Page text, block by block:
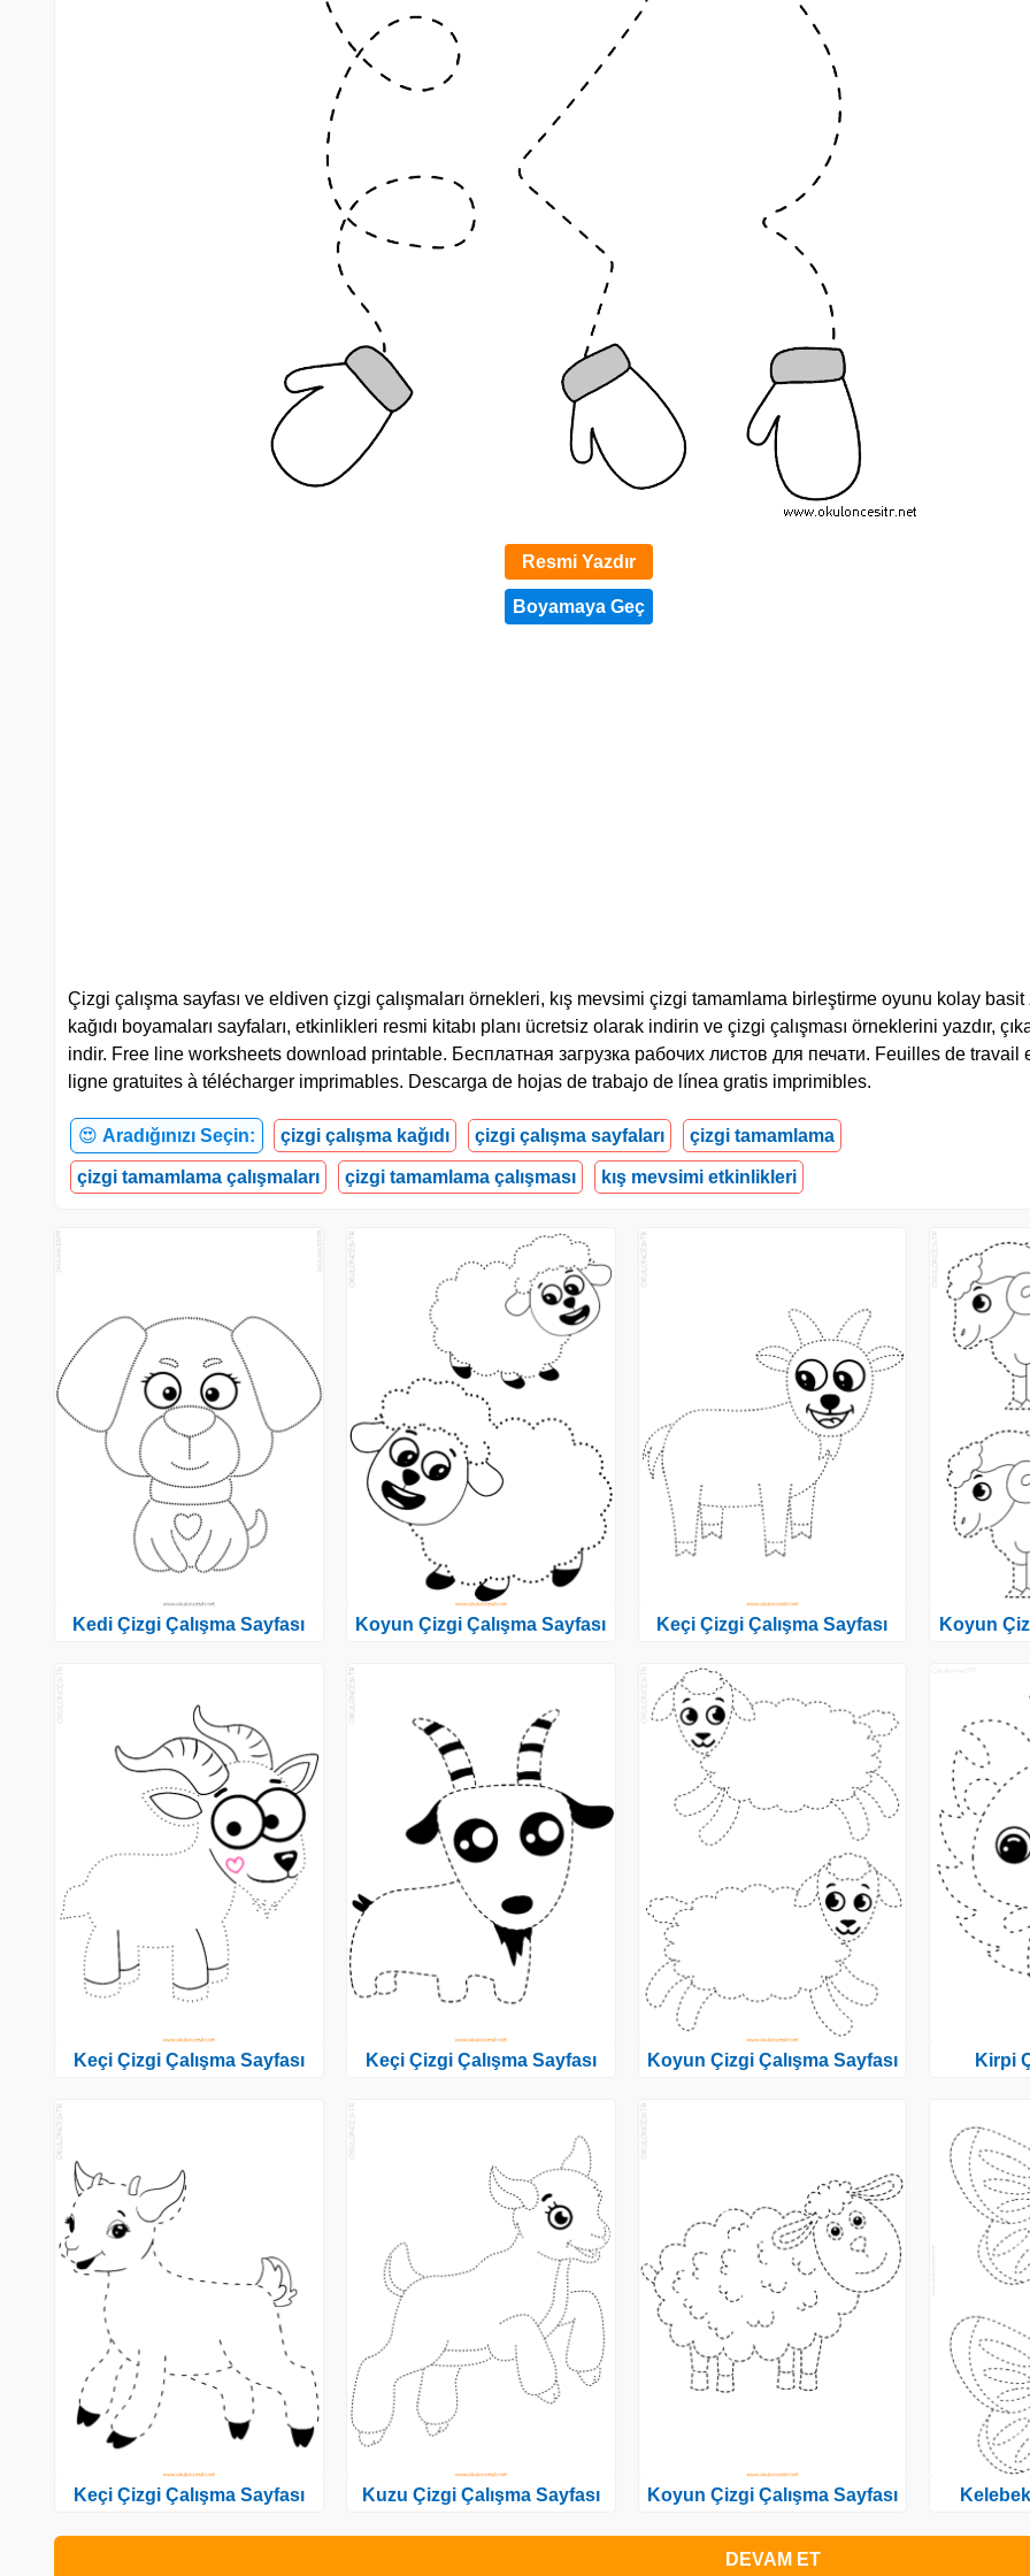
Resmi Yazdır
Çizgi çalışma sayfası ve eldiven çizgi çalışmaları örnekleri, kış mevsimi çizgi tamamlama birleştirme oyunu kolay basit
kağıdı boyamaları sayfaları, etkinlikleri resmi kitabı planı ücretsiz olarak indirin ve çizgi çalışması örneklerini yazdır,
indir. Free line worksheets download printable. Бесплатная загрузка рабочих листов для печати. Feuilles de travail
ligne gratuites à télécharger imprimables. Descarga de hojas de trabajo de línea gratis imprimibles.
😍 Aradığınızı Seçin: çizgi çalışma kağıdı çizgi çalışma sayfaları çizgi tamamlama
çizgi tamamlama çalışmaları çizgi tamamlama çalışması kış mevsimi etkinlikleri
Kedi Çizgi Çalışma Sayfası
Keçi Çizgi Çalışma Sayfası
Keçi Çizgi Çalışma Sayfası
Koyun Çizgi Çalışma Sayfası
Keçi Çizgi Çalışma Sayfası
Kuzu Çizgi Çalışma Sayfası
Keçi Çizgi Çalışma Sayfası
Koyun Çizgi Çalışma Sayfası
Koyun Çizgi Çalışma Sayfası
Koyun
Kirpi
DEVAM ET